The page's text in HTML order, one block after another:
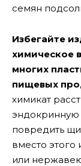
семян
Избегайте
химическое
многих
пищевых
химикат
эндокринную
повредить
вместо этого
или